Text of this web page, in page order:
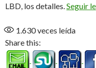
LBD, los detalles. Seguir
1.630veces leída
Share this: